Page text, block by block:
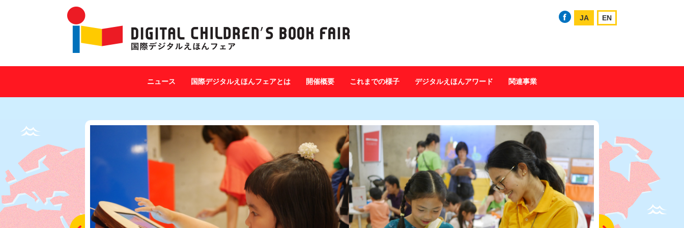
JA EN
ニュース 国際デジタルえほんフェアとは 開催概要 これまでの様子 デジタルえほんアワード 関連事業